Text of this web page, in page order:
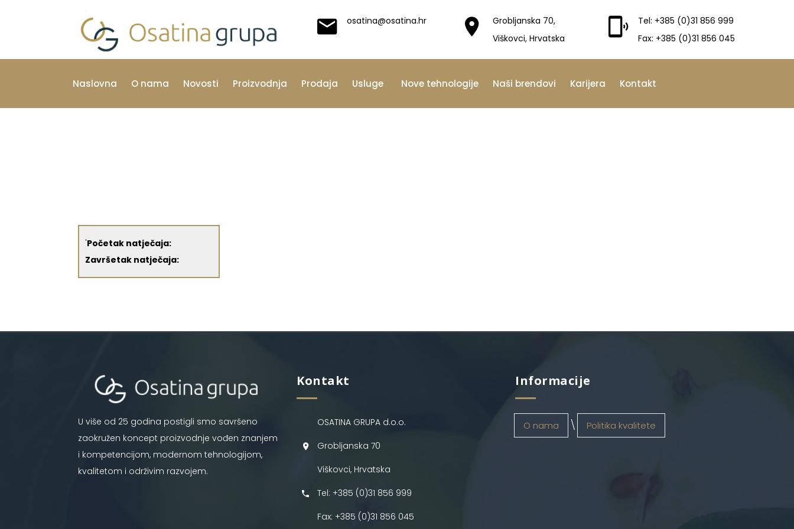
osatina@osatina.hr
Grobljanska 70,
Viškovci, Hrvatska
Tel: +385 (0)31 856 999
Fax: +385 (0)31 856 045
Naslovna O nama Novosti Proizvodnja Prodaja Usluge Nove tehnologije Naši brendovi Karijera Kontakt
'Početak natječaja:
Završetak natječaja:
U više od 25 godina postigli smo savršeno
zaokružen koncept proizvodnje vođen znanjem
i kompetencijom, modernom tehnologijom,
kvalitetom i održivim razvojem.
Kontakt
OSATINA GRUPA d.o.o.
Grobljanska 70
Viškovci, Hrvatska
Tel: +385 (0)31 856 999
Fax: +385 (0)31 856 045
Informacije
O nama Politika kvalitete